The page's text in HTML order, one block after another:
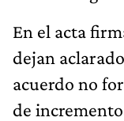
En el acta
dejan
acuerdo no
de